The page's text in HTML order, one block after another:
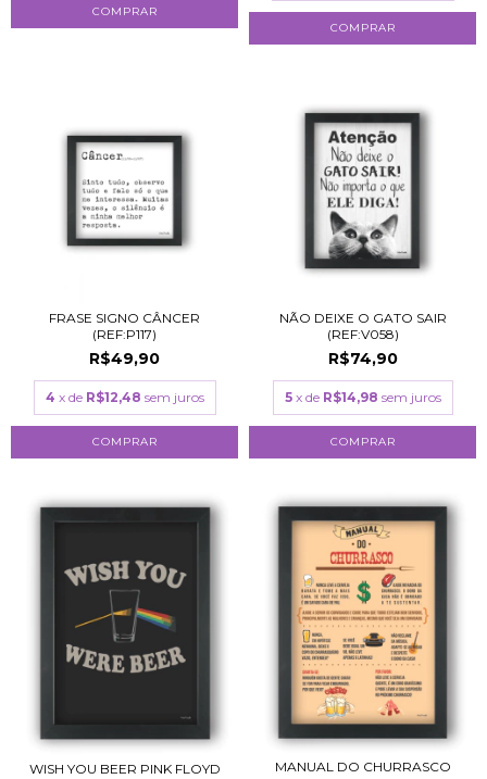
COMPRAR
COMPRAR
FRASE SIGNO CÂNCER
(REF:P117)
R$49,90
4 x de R$12,48 sem juros
COMPRAR
NÃO DEIXE O GATO SAIR
(REF:V058)
R$74,90
5 x de R$14,98 sem juros
COMPRAR
WISH YOU BEER PINK FLOYD
MANUAL DO CHURRASCO